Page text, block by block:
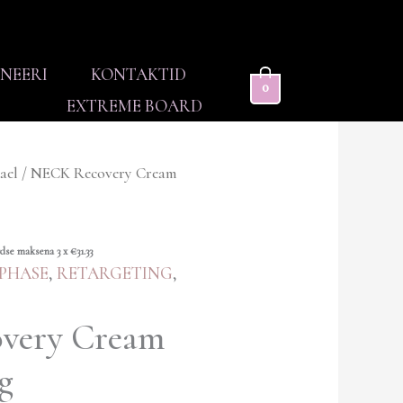
KONTAKTID
EXTREME BOARD
0
/ NECK Recovery Cream
maksena 3 x€31.33
, RETARGETING,
Cream